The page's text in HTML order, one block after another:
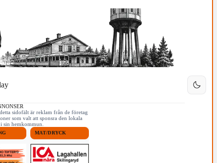
sidofält är reklam från de företag
som valt att sponsra den lokala
sin hemkommun.
MAT/DRYCK